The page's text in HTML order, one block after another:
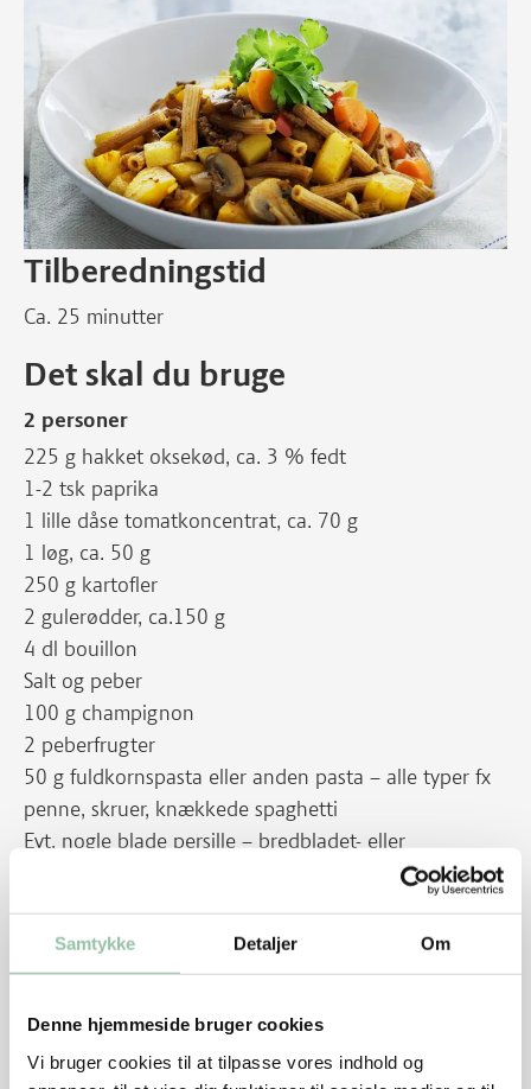
Samtykke Detaljer Om
Denne hjemmeside bruger cookies
Vi bruger cookies til at tilpasse vores indhold og
Tilberedningstid
Ca. 25 minutter
Det skal du bruge
2 personer
225 g hakket oksekød, ca. 3 % fedt
1-2 tsk paprika
1 lille dåse tomatkoncentrat, ca. 70 g
1 løg, ca. 50 g
250 g kartofler
2 gulerødder, ca.150 g
4 dl bouillon
Salt og peber
100 g champignon
2 peberfrugter
50 g fuldkornspasta eller anden pasta – alle typer fx
penne, skruer, knækkede spaghetti
Evt. nogle blade persille – bredbladet- eller
Sådan gør du
Kom det hakkede kød i en varm gryde. Vend kødet til
tomatkoncentrat. Tilsæt løg i tern. Tilsæt kartofler i
rustikke stykker og gulerødder i skiver samt bouillon,